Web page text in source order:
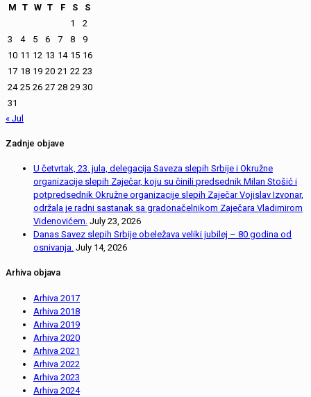
M T W T F S
S
1
2
3
4 5 6 7 8
9
10 11 12 13 14 15 16
17 18 19 20 21 22 23
24 25 26 27 28 29 30
31
« Jul
Zadnje objave
U četvrtak, 23. jula, delegacija Saveza slepih Srbije i Okružne
organizacije slepih Zaječar, koju su činili predsednik Milan Stošić i
potpredsednik Okružne organizacije slepih Zaječar Vojislav Izvonar,
održala je radni sastanak sa gradonačelnikom Zaječara Vladimirom
Videnovićem. July 23, 2026
Danas Savez slepih Srbije obeležava veliki jubilej – 80 godina od
osnivanja. July 14, 2026
Arhiva objava
Arhiva 2017
Arhiva 2018
Arhiva 2019
Arhiva 2020
Arhiva 2021
Arhiva 2022
Arhiva 2023
Arhiva 2024